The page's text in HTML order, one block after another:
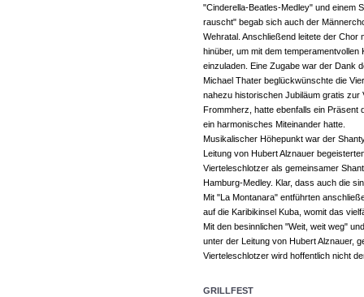
"Cinderella-Beatles-Medley" und einem
rauscht" begab sich auch der
Wehratal. Anschließend leitete der
hinüber, um mit dem
einzuladen. Eine Zugabe war der Dank
Michael Thater beglückwünschte die
nahezu historischen Jubiläum gratis
Frommherz, hatte ebenfalls ein Präsent
ein harmonisches Miteinander hatte.
Musikalischer Höhepunkt war der
Leitung von Hubert Alznauer
Vierteleschlotzer als gemeinsamer
Hamburg-Medley. Klar, dass auch die
Mit "La Montanara" entführten
auf die Karibikinsel Kuba, womit das
Mit den besinnlichen "Weit, weit weg"
unter der Leitung von Hubert Alznauer,
Vierteleschlotzer wird hoffentlich nicht
GRILLFEST